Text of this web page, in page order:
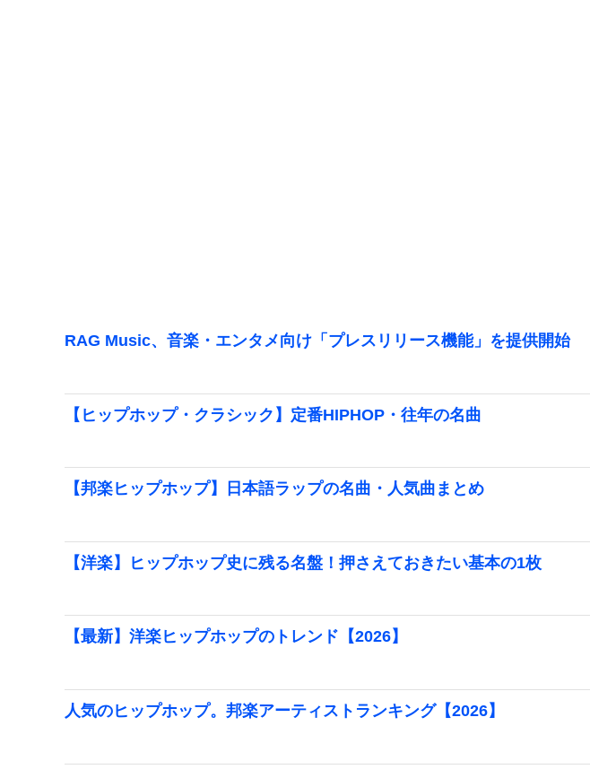
RAG Music、音楽・エンタメ向け「プレスリリース機能」を提供開始
【ヒップホップ・クラシック】定番HIPHOP・往年の名曲
【邦楽ヒップホップ】日本語ラップの名曲・人気曲まとめ
【洋楽】ヒップホップ史に残る名盤！押さえておきたい基本の1枚
【最新】洋楽ヒップホップのトレンド【2026】
人気のヒップホップ。邦楽アーティストランキング【2026】